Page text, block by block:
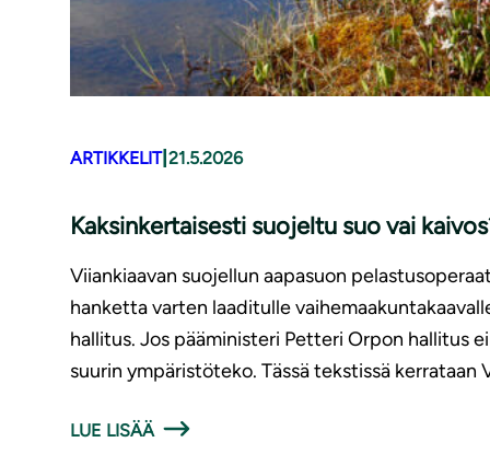
ARTIKKELIT| 21.5.2026
Kaksinkertaisesti suojeltu suo vai
Viiankiaavan suojellun aapasuon
hanketta varten laaditulle
hallitus. Jos pääministeri Petteri Orpon hallitus
suurin ympäristöteko. Tässä tekstissä
LUE LISÄÄ